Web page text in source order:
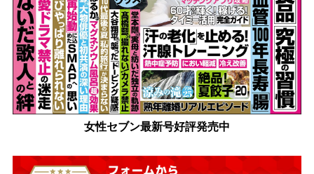
女性セブン最新号好評発売中